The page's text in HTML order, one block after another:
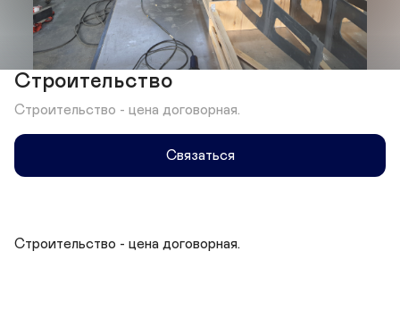
Строительство
Строительство - цена договорная.
Связаться
Строительство - цена договорная.